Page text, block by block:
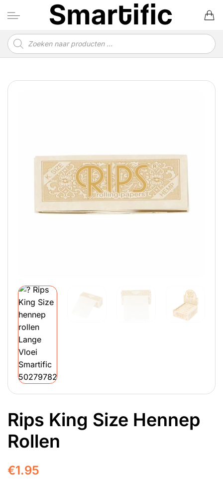
naar
Producten
zoeken
Rips King Size Hennep
Rollen
€1.95